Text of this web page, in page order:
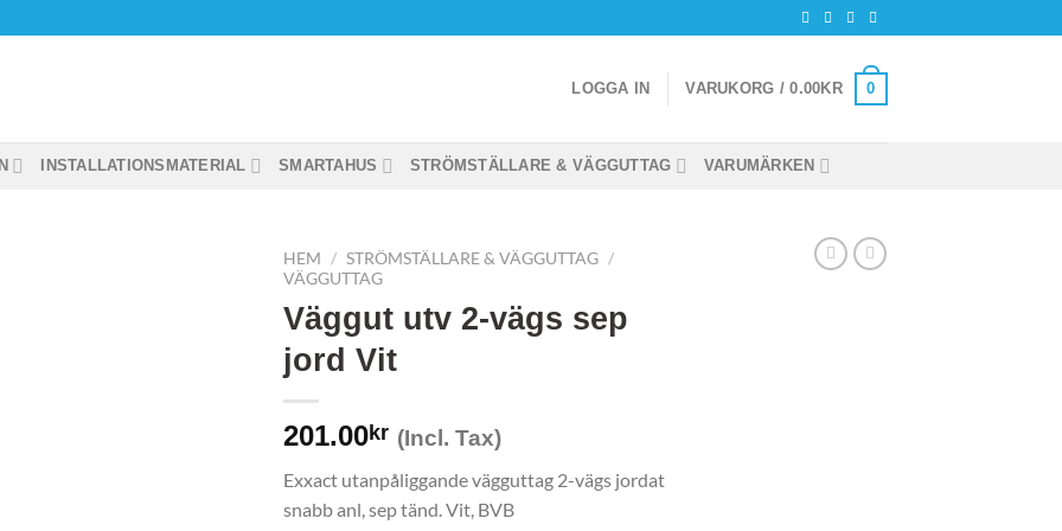
LOGGA IN VARUKORG /0.00KR 0
INSTALLATIONSMATERIAL SMARTAHUS STRÖMSTÄLLARE & VÄGGUTTAG VARUMÄRKEN
HEM / STRÖMSTÄLLARE & VÄGGUTTAG /
VÄGGUTTAG
Väggut utv 2-vägs sep
jord Vit
201.00kr (Incl. Tax)
Exxact utanpåliggande vägguttag 2-vägs jordat
snabb anl, sep tänd. Vit, BVB